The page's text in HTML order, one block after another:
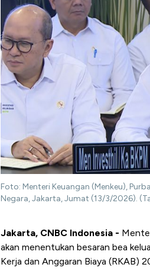
Foto: Menteri Keuangan (Menkeu),
Negara, Jakarta, Jumat (13/3/2026).
Jakarta, CNBC Indonesia -
akan menentukan besaran bea
Kerja dan Anggaran Biaya (RKAB)